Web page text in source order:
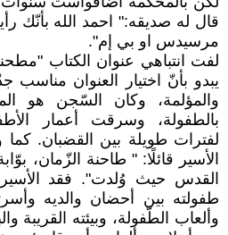
قال له صديقه:" احمد الله بأنّك
مرسيدس او بي إم".
لفت انتباهي عنوان الكتاب
يبدو بأنّ اختيار العنوان مناسب
والمؤلمة، وكان السّجن هو
بالطفولة، وسرقت أعمار
الأسير قائلًا: " طاحنة الزّمان،
القدس حيث وُلدت". فقد
طفولته بين أحضان والديه
وألعاب الطّفولة، وبيئته القريبة